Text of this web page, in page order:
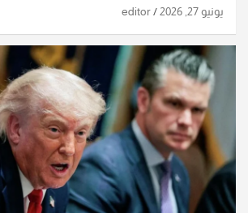
الساعات الماضية
يونيو 27, 2026 editor